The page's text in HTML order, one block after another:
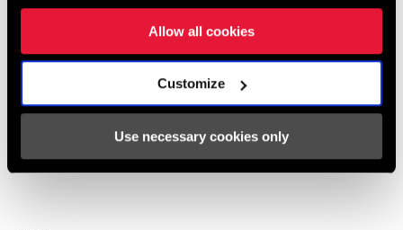
Allow all cookies
Customize
Use necessary cookies only
10 MB
Eagle Transmission and DH
Transmission Frame Fit Specifications